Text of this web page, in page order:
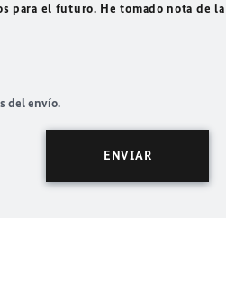
para el futuro. He tomado nota de
del envío.